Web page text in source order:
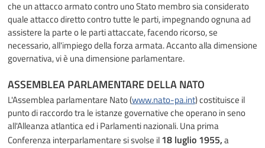
che un attacco armato contro uno Stato membro sia considerato
quale attacco diretto contro tutte le parti, impegnando ognuna ad
assistere la parte o le parti attaccate, facendo ricorso, se
necessario, all'impiego della forza armata. Accanto alla dimensione
governativa, vi è una dimensione parlamentare.
ASSEMBLEA PARLAMENTARE DELLA NATO
L'Assemblea parlamentare Nato (www.nato-pa.int) costituisce il
punto di raccordo tra le istanze governative che operano in seno
all'Alleanza atlantica ed i Parlamenti nazionali. Una prima
Conferenza interparlamentare si svolse il18 luglio 1955,a